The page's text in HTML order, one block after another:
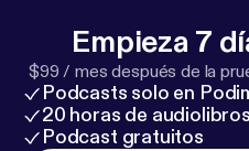
Empieza 7
$99 / mes después de la
Podcasts solo en
20 horas de
Podcast gratuitos